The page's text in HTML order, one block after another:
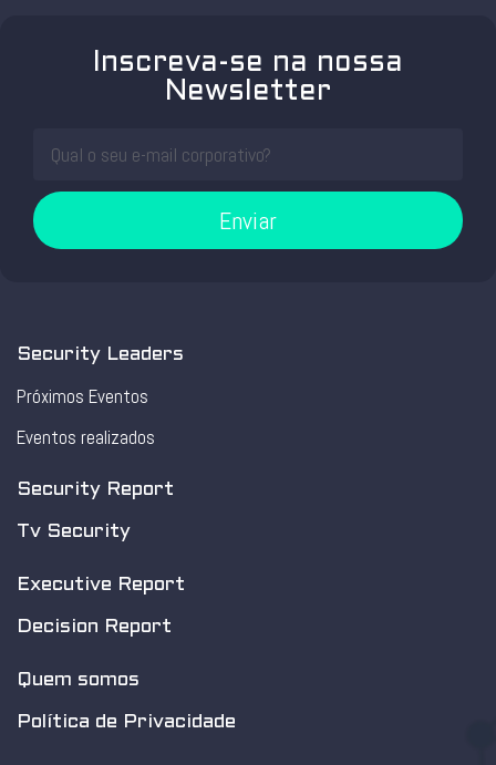
Inscreva-se na nossa
Newsletter
Enviar
Security Leaders
Próximos Eventos
Eventos realizados
Security Report
Tv Security
Executive Report
Decision Report
Quem somos
Política de Privacidade